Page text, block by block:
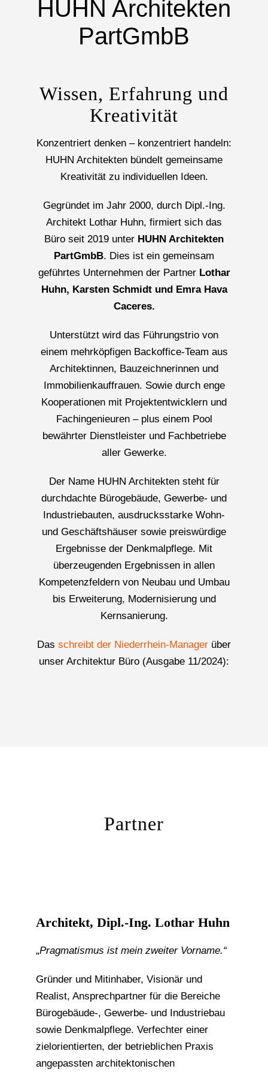
HUHN Architekten
PartGmbB
Wissen, Erfahrung und
Kreativität
Konzentriert denken – konzentriert handeln:
HUHN Architekten bündelt gemeinsame
Kreativität zu individuellen Ideen.
Gegründet im Jahr 2000, durch Dipl.-Ing.
Architekt Lothar Huhn, firmiert sich das
Büro seit 2019 unter HUHN Architekten
PartGmbB. Dies ist ein gemeinsam
geführtes Unternehmen der Partner Lothar
Huhn, Karsten Schmidt und Emra Hava
Caceres.
Unterstützt wird das Führungstrio von
einem mehrköpfigen Backoffice-Team aus
Architektinnen, Bauzeichnerinnen und
Immobilienkauffrauen. Sowie durch enge
Kooperationen mit Projektentwicklern und
Fachingenieuren – plus einem Pool
bewährter Dienstleister und Fachbetriebe
aller Gewerke.
Der Name HUHN Architekten steht für
durchdachte Bürogebäude, Gewerbe- und
Industriebauten, ausdrucksstarke Wohn-
und Geschäftshäuser sowie preiswürdige
Ergebnisse der Denkmalpflege. Mit
überzeugenden Ergebnissen in allen
Kompetenzfeldern von Neubau und Umbau
bis Erweiterung, Modernisierung und
Kernsanierung.
Das schreibt der Niederrhein-Manager über
unser Architektur Büro (Ausgabe 11/2024):
Partner
Architekt, Dipl.-Ing. Lothar Huhn
„Pragmatismus ist mein zweiter Vorname.“
Gründer und Mitinhaber, Visionär und
Realist, Ansprechpartner für die Bereiche
Bürogebäude-, Gewerbe- und Industriebau
sowie Denkmalpflege. Verfechter einer
zielorientierten, der betrieblichen Praxis
angepassten architektonischen